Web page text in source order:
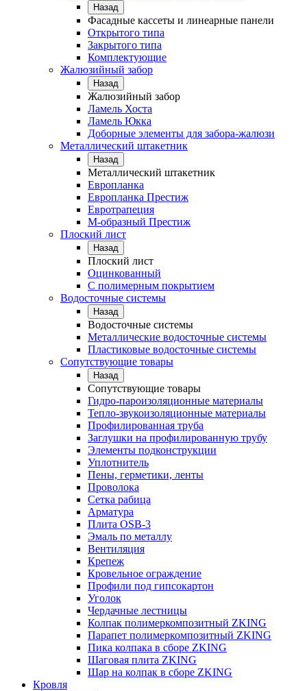
Назад
Фасадные кассеты и линеарные панели
Открытого типа
Закрытого типа
Комплектующие
Жалюзийный забор
Назад
Жалюзийный забор
Ламель Хоста
Ламель Юкка
Доборные элементы для забора-жалюзи
Металлический штакетник
Назад
Металлический штакетник
Европланка
Европланка Престиж
Евротрапеция
М-образный Престиж
Плоский лист
Назад
Плоский лист
Оцинкованный
С полимерным покрытием
Водосточные системы
Назад
Водосточные системы
Металлические водосточные системы
Пластиковые водосточные системы
Сопутствующие товары
Назад
Сопутствующие товары
Гидро-пароизоляционные материалы
Тепло-звукоизоляционные материалы
Профилированная труба
Заглушки на профилированную трубу
Элементы подконструкции
Уплотнитель
Пены, герметики, ленты
Проволока
Сетка рабица
Арматура
Плита OSB-3
Эмаль по металлу
Вентиляция
Крепеж
Кровельное ограждение
Профили под гипсокартон
Уголок
Чердачные лестницы
Колпак полимеркомпозитный ZKING
Парапет полимеркомпозитный ZKING
Пика колпака в сборе ZKING
Шаговая плита ZKING
Шар на колпак в сборе ZKING
Кровля